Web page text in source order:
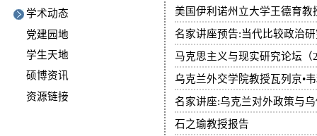
学术动态
党建园地
学生天地
硕博资讯
资源链接
美国伊利诺州立大学王德育教
名家讲座预告:当代比较政治
马克思主义与现实研究论坛
乌克兰外交学院教授瓦列京•
名家讲座:乌克兰对外政策与
石之瑜教授报告